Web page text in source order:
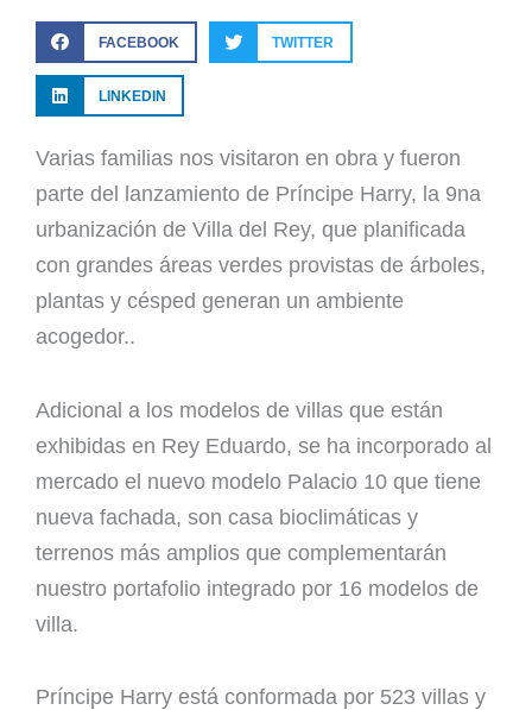
FACEBOOK TWITTER
LINKEDIN
Varias familias nos visitaron en obra y fueron
parte del lanzamiento de Príncipe Harry, la 9na
urbanización de Villa del Rey, que planificada
con grandes áreas verdes provistas de árboles,
plantas y césped generan un ambiente
acogedor..
Adicional a los modelos de villas que están
exhibidas en Rey Eduardo, se ha incorporado al
mercado el nuevo modelo Palacio 10 que tiene
nueva fachada, son casa bioclimáticas y
terrenos más amplios que complementarán
nuestro portafolio integrado por 16 modelos de
villa.
Príncipe Harry está conformada por 523 villas y